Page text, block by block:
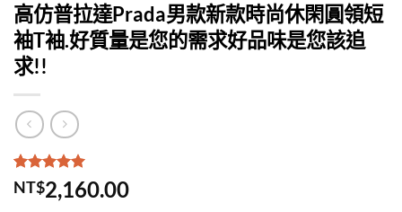
高仿普拉達Prada男款新款時尚休閑圓領短
袖T袖.好質量是您的需求好品味是您該追
求!!
評分5.00 /
5，已有
1
位
NT$2,160.00